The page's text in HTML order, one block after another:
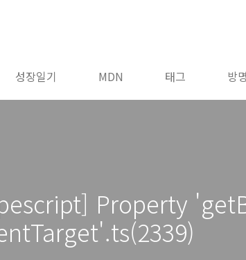
성장일기 MDN 태그 방
Property